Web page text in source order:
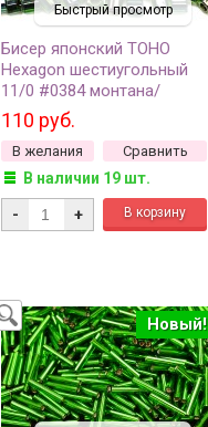
Быстрый просмотр
Бисер японский TOHO
Hexagon шестиугольный
11/0 #0384 монтана/
зеленый радужный,
окрашенный изнутри, 5
грамм
110 руб.
В желания Сравнить
В наличии 19 шт.
- +
Новый!